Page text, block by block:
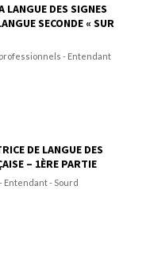
LANGUE DES SIGNES
SECONDE « SUR
- Entendant
DE LANGUE DES
– 1ÈRE PARTIE
Entendant - Sourd